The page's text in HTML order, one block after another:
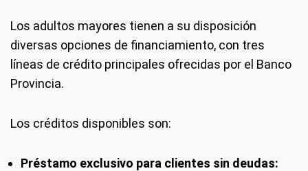
Los adultos mayores tienen a su disposición
diversas opciones de financiamiento, con tres
líneas de crédito principales ofrecidas por el Banco
Provincia.
Los créditos disponibles son:
Préstamo exclusivo para clientes sin deudas: